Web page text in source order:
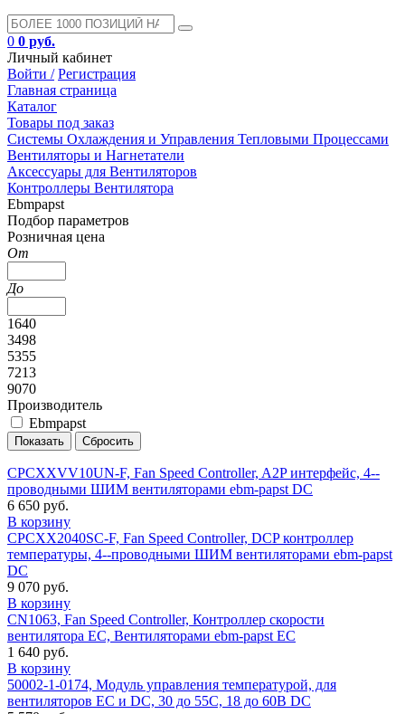
0 0 руб.
Личный кабинет
Войти / Регистрация
Главная страница
Каталог
Товары под заказ
Системы Охлаждения и Управления Тепловыми Процессами
Вентиляторы и Нагнетатели
Аксессуары для Вентиляторов
Контроллеры Вентилятора
Ebmpapst
Подбор параметров
Розничная цена
От
До
1640
3498
5355
7213
9070
Производитель
Ebmpapst
CPCXXVV10UN-F, Fan Speed Controller, A2P интерфейс, 4--
проводными ШИМ вентиляторами ebm-papst DC
6 650 руб.
В корзину
CPCXX2040SC-F, Fan Speed Controller, DCP контроллер
температуры, 4--проводными ШИМ вентиляторами ebm-papst
DC
9 070 руб.
В корзину
CN1063, Fan Speed Controller, Контроллер скорости
вентилятора EC, Вентиляторами ebm-papst EC
1 640 руб.
В корзину
50002-1-0174, Модуль управления температурой, для
вентиляторов EC и DC, 30 до 55C, 18 до 60В DC